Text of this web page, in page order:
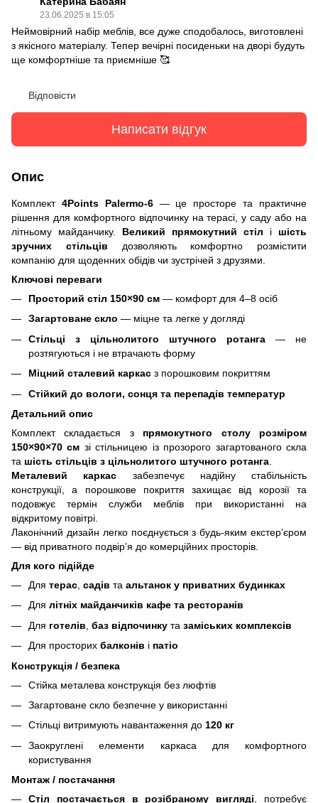
23.06.2025 в 15:05
Неймовірний набір меблів, все дуже сподобалось, виготовлені
з якісного матеріалу. Тепер вечірні посиденьки на дворі будуть
ще комфортніше та приємніше 🥰
Відповісти
Написати відгук
Опис
Комплект 4Points Palermo-6— це просторе та практичне
рішення для комфортного відпочинку на терасі, у саду або на
літньому майданчику. Великий прямокутний стіл і шість
зручних стільців дозволяють комфортно розмістити
компанію для щоденних обідів чи зустрічей з друзями.
Ключові переваги
Просторий стіл 150×90 см — комфорт для 4–8 осіб
Загартоване скло — міцне та легке у догляді
Стільці з цільнолитого штучного ротанга — не
розтягуються і не втрачають форму
Міцний сталевий каркас з порошковим покриттям
Стійкий до вологи, сонця та перепадів температур
Детальний опис
Комплект складається з прямокутного столу розміром
150×90×70 см зі стільницею із прозорого загартованого скла
та шість стільців з цільнолитого штучного ротанга
Металевий каркас забезпечує надійну стабільність
конструкції, а порошкове покриття захищає від корозії та
подовжує термін служби меблів при використанні на
відкритому повітрі.
Лаконічний дизайн легко поєднується з будь-яким екстер’єром
— від приватного подвір’я до комерційних просторів.
Для кого підійде
Для терас садів та альтанок у приватних будинках
Для літніх майданчиків кафе та ресторанів
Для готелів баз відпочинку та заміських комплексів
Для просторих балконів і патіо
Конструкція / безпека
Стійка металева конструкція без люфтів
Загартоване скло безпечне у використанні
Стільці витримують навантаження до 120 кг
Заокруглені елементи каркаса для комфортного
користування
Монтаж / постачання
Стіл постачається в розібраному вигляді , потребує